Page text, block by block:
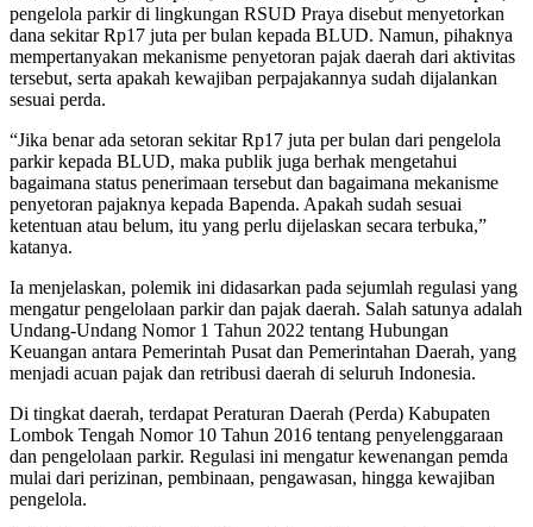
pengelola parkir di lingkungan RSUD Praya disebut menyetorkan
dana sekitar Rp17 juta per bulan kepada BLUD. Namun, pihaknya
mempertanyakan mekanisme penyetoran pajak daerah dari aktivitas
tersebut, serta apakah kewajiban perpajakannya sudah dijalankan
sesuai perda.
​“Jika benar ada setoran sekitar Rp17 juta per bulan dari pengelola
parkir kepada BLUD, maka publik juga berhak mengetahui
bagaimana status penerimaan tersebut dan bagaimana mekanisme
penyetoran pajaknya kepada Bapenda. Apakah sudah sesuai
ketentuan atau belum, itu yang perlu dijelaskan secara terbuka,”
katanya.
​Ia menjelaskan, polemik ini didasarkan pada sejumlah regulasi yang
mengatur pengelolaan parkir dan pajak daerah. Salah satunya adalah
Undang-Undang Nomor 1 Tahun 2022 tentang Hubungan
Keuangan antara Pemerintah Pusat dan Pemerintahan Daerah, yang
menjadi acuan pajak dan retribusi daerah di seluruh Indonesia.
​Di tingkat daerah, terdapat Peraturan Daerah (Perda) Kabupaten
Lombok Tengah Nomor 10 Tahun 2016 tentang penyelenggaraan
dan pengelolaan parkir. Regulasi ini mengatur kewenangan pemda
mulai dari perizinan, pembinaan, pengawasan, hingga kewajiban
pengelola.